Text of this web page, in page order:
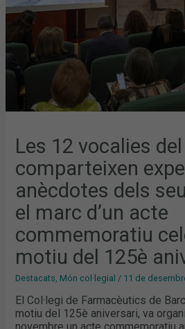
Les 12 vocalies del
comparteixen
anècdotes dels
el marc d’un acte
commemoratiu
motiu del 125è
Destacats Món col·legial / 11 de
El Col·legi de Farmacèutics de
motiu del 125è aniversari, va
DELS
SEUS
ORÍGENS
EN
MARC
D’UN
COMMEMORATIU
AMB
MOTIU
ANIVERSARI